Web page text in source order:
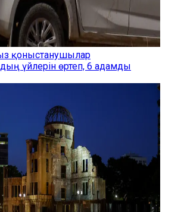
қоныстанушылар
үйлерін өртеп, 6 адамды